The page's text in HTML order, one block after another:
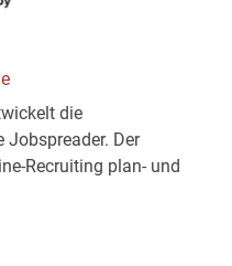
die
Jobspreader. Der
Recruiting plan- und